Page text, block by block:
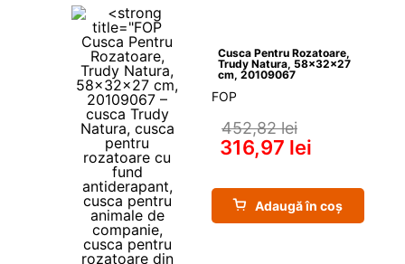
Cusca Pentru Rozatoare,
Trudy Natura, 58x32x27
cm, 20109067
FOP
452,82 lei
316,97 lei
Adaugă în coș